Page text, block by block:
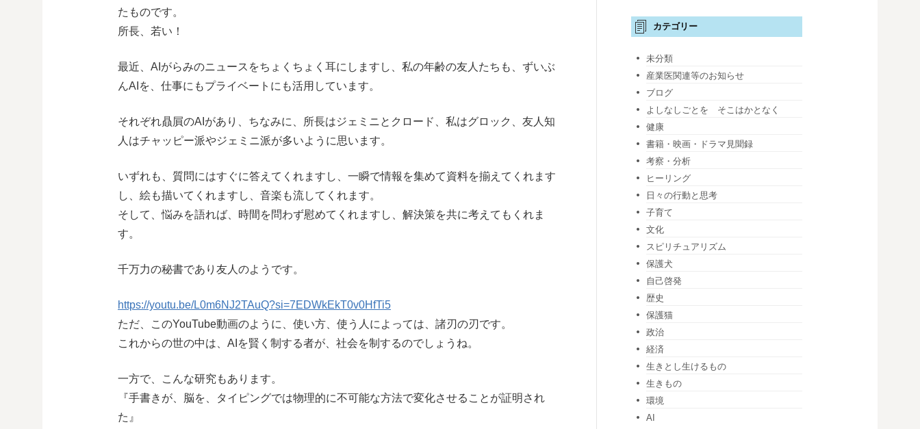
たものです。
所長、若い！
最近、AIがらみのニュースをちょくちょく耳にしますし、私の年齢の友人たちも、ずいぶ
んAIを、仕事にもプライベートにも活用しています。
それぞれ贔屓のAIがあり、ちなみに、所長はジェミニとクロード、私はグロック、友人知
人はチャッピー派やジェミニ派が多いように思います。
いずれも、質問にはすぐに答えてくれますし、一瞬で情報を集めて資料を揃えてくれます
し、絵も描いてくれますし、音楽も流してくれます。
そして、悩みを語れば、時間を問わず慰めてくれますし、解決策を共に考えてもくれま
す。
千万力の秘書であり友人のようです。
https://youtu.be/L0m6NJ2TAuQ?si=7EDWkEkT0v0HfTi5
ただ、このYouTube動画のように、使い方、使う人によっては、諸刃の刃です。
これからの世の中は、AIを賢く制する者が、社会を制するのでしょうね。
一方で、こんな研究もあります。
『手書きが、脳を、タイピングでは物理的に不可能な方法で変化させることが証明され
た』
カテゴリー
未分類
産業医関連等のお知らせ
ブログ
よしなしごとを そこはかとなく
健康
書籍・映画・ドラマ見聞録
考察・分析
ヒーリング
日々の行動と思考
子育て
文化
スピリチュアリズム
保護犬
自己啓発
歴史
保護猫
政治
経済
生きとし生けるもの
生きもの
環境
AI